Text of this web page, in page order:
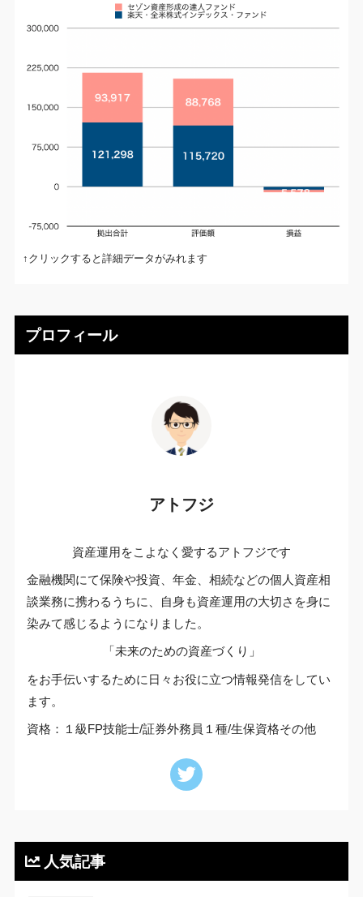
↑クリックすると詳細データがみれます
プロフィール
アトフジ
資産運用をこよなく愛するアトフジです
金融機関にて保険や投資、年金、相続などの個人資産相
談業務に携わるうちに、自身も資産運用の大切さを身に
染みて感じるようになりました。
「未来のための資産づくり」
をお手伝いするために日々お役に立つ情報発信をしてい
ます。
資格：１級FP技能士/証券外務員１種/生保資格その他
人気記事